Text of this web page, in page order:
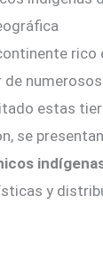
rico
de
estas
se
y